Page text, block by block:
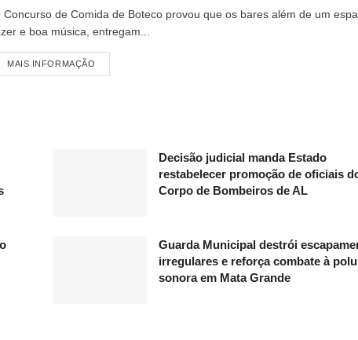
Concurso de Comida de Boteco provou que os bares além de um
e boa música, entregam...
MAIS INFORMAÇÃO
Decisão judicial manda Estado
restabelecer promoção de oficiais
Corpo de Bombeiros de AL
Guarda Municipal destrói
irregulares e reforça combate à
sonora em Mata Grande